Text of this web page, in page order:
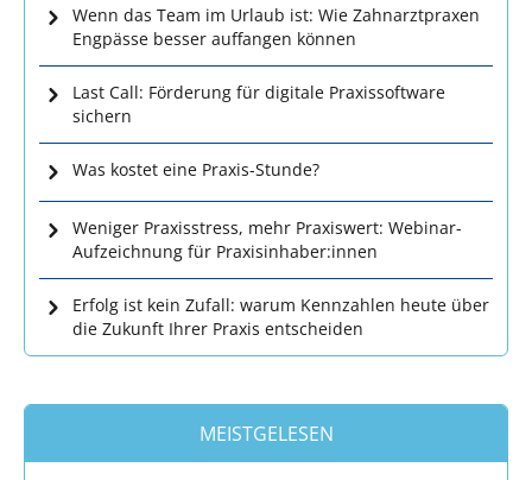
Wenn das Team im Urlaub ist: Wie Zahnarztpraxen
Engpässe besser auffangen können
Last Call: Förderung für digitale Praxissoftware
sichern
Was kostet eine Praxis-Stunde?
Weniger Praxisstress, mehr Praxiswert: Webinar-
Aufzeichnung für Praxisinhaber:innen
Erfolg ist kein Zufall: warum Kennzahlen heute über
die Zukunft Ihrer Praxis entscheiden
MEISTGELESEN